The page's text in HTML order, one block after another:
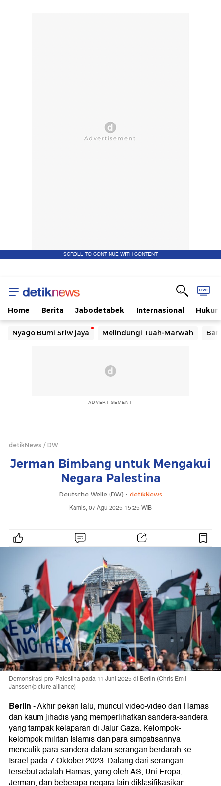
SCROLL TO CONTINUE WITH CONTENT
Home Berita Jabodetabek Internasional Hukum
Nyago Bumi Sriwijaya Melindungi Tuah-Marwah
ADVERTISEMENT
detikNews DW
Jerman Bimbang untuk Mengakui
Negara Palestina
Deutsche Welle (DW) - detikNews
Kamis, 07 Agu 2025 15:25 WIB
Demonstrasi pro-Palestina pada 11 Juni 2025 di Berlin (Chris Emil
Janssen/picture alliance)
Berlin-Akhir pekan lalu, muncul video-video dari Hamas
dan kaum jihadis yang memperlihatkan sandera-sandera
yang tampak kelaparan di Jalur Gaza. Kelompok-
kelompok militan Islamis dan para simpatisannya
menculik para sandera dalam serangan berdarah ke
Israel pada 7 Oktober 2023. Dalang dari serangan
tersebut adalah Hamas, yang oleh AS, Uni Eropa,
Jerman, dan beberapa negara lain diklasifikasikan